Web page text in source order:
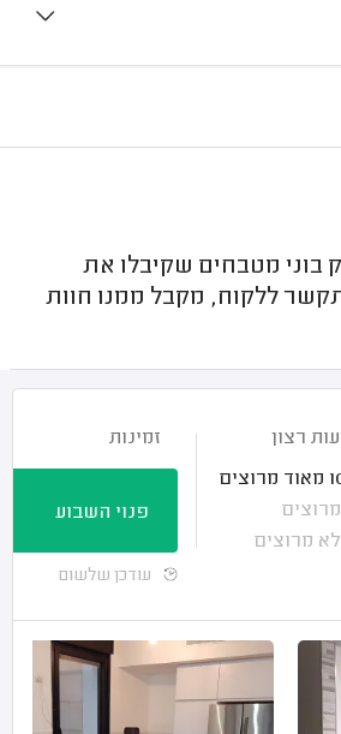
מטבחים שקיבלו את
ללקוח, מקבל ממנו חוות
רצון
מאוד מרוצים
מרוצים
לא מרוצים
זמינות
פנוי השבוע
עודכן שלשום